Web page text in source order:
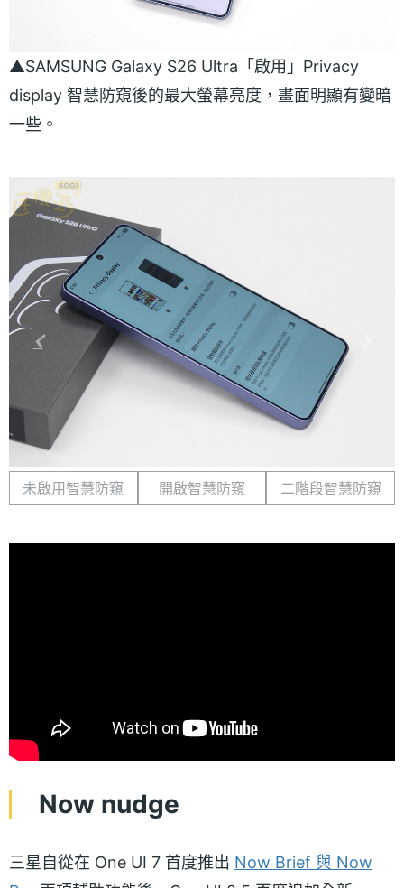
▲SAMSUNG Galaxy S26 Ultra「啟用」Privacy
display 智慧防窺後的最大螢幕亮度，畫面明顯有變暗
一些。
未啟用智慧防窺 開啟智慧防窺 二階段智慧防窺
Now nudge
三星自從在 One UI 7 首度推出 Now Brief 與 Now